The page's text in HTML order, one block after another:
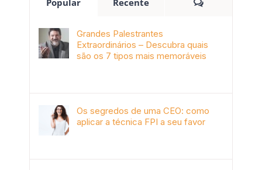
Grandes Palestrantes
Extraordinários – Descubra quais
são os 7 tipos mais memoráveis
Os segredos de uma CEO: como
aplicar a técnica FPI a seu favor